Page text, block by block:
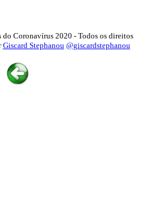
Coronavírus 2020 - Todos os direitos
Giscard Stephanou @giscardstephanou